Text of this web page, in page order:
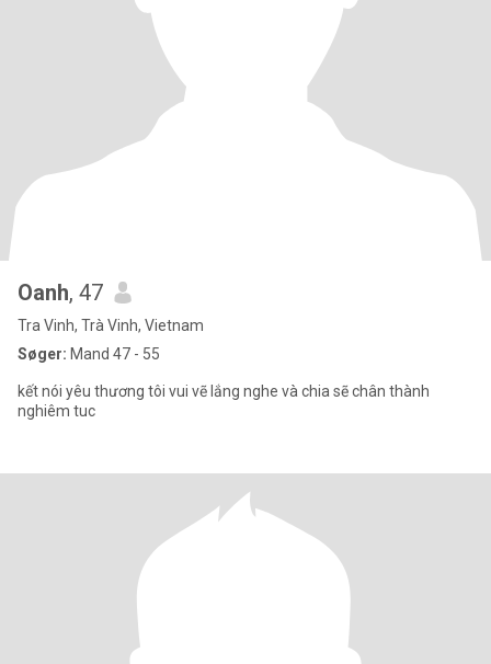
Oanh, 47
Tra Vinh, Trà Vinh, Vietnam
Søger: Mand 47 - 55
kết nói yêu thương tôi vui vẽ lắng nghe và chia sẽ chân thành
nghiêm tuc